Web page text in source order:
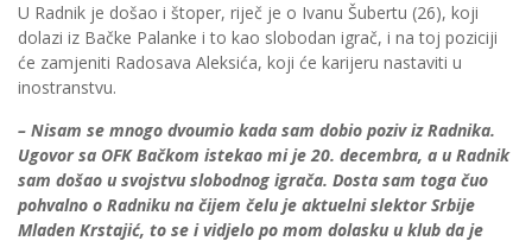
U Radnik je došao i štoper, riječ je o Ivanu Šubertu (26), koji
dolazi iz Bačke Palanke i to kao slobodan igrač, i na toj poziciji
će zamjeniti Radosava Aleksića, koji će karijeru nastaviti u
inostranstvu.
– Nisam se mnogo dvoumio kada sam dobio poziv iz Radnika.
Ugovor sa OFK Bačkom istekao mi je 20. decembra, a u Radnik
sam došao u svojstvu slobodnog igrača. Dosta sam toga čuo
pohvalno o Radniku na čijem čelu je aktuelni slektor Srbije
Mladen Krstajić, to se i vidjelo po mom dolasku u klub da je